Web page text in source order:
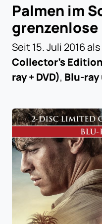
Palmen im
grenzenlose
Seit 15. Juli 2016 als
Collector's
ray + DVD), Blu-ray